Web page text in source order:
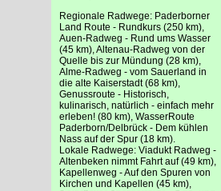
Regionale Radwege: Paderborner
Land Route - Rundkurs (250 km),
Auen-Radweg - Rund ums Wasser
(45 km), Altenau-Radweg von der
Quelle bis zur Mündung (28 km),
Alme-Radweg - vom Sauerland in
die alte Kaiserstadt (68 km),
Genussroute - Historisch,
kulinarisch, natürlich - einfach mehr
erleben! (80 km), WasserRoute
Paderborn/Delbrück - Dem kühlen
Nass auf der Spur (18 km).
Lokale Radwege: Viadukt Radweg -
Altenbeken nimmt Fahrt auf (49 km),
Kapellenweg - Auf den Spuren von
Kirchen und Kapellen (45 km),